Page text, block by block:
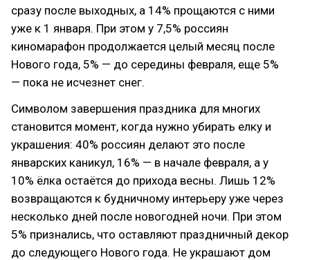
сразу после выходных, а 14% прощаются с ними
уже к 1 января. При этом у 7,5% россиян
киномарафон продолжается целый месяц после
Нового года, 5% — до середины февраля, еще 5%
— пока не исчезнет снег.
Символом завершения праздника для многих
становится момент, когда нужно убирать елку и
украшения: 40% россиян делают это после
январских каникул, 16% — в начале февраля, а у
10% ёлка остаётся до прихода весны. Лишь 12%
возвращаются к будничному интерьеру уже через
несколько дней после новогодней ночи. При этом
5% признались, что оставляют праздничный декор
до следующего Нового года. Не украшают дом